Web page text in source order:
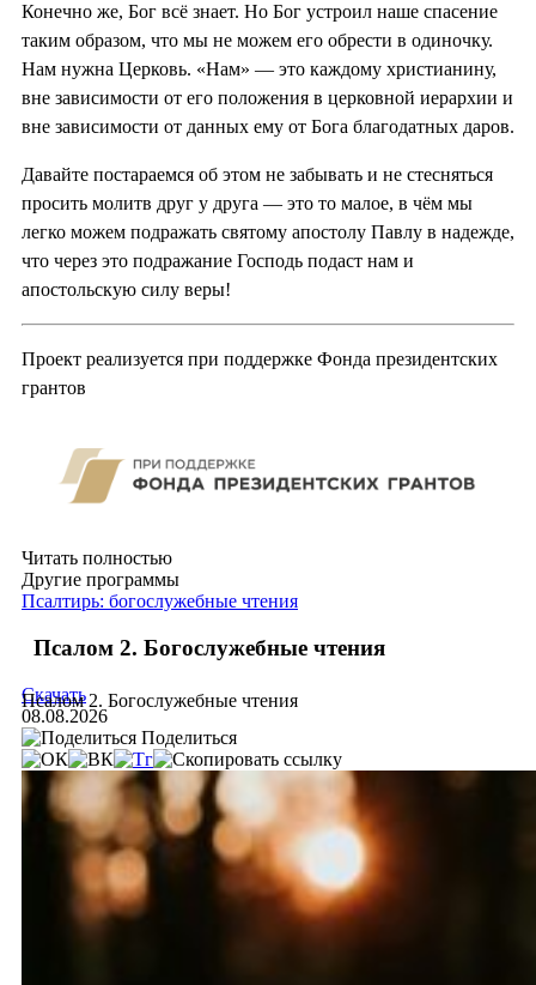
Конечно же, Бог всё знает. Но Бог устроил наше спасение
таким образом, что мы не можем его обрести в одиночку.
Нам нужна Церковь. «Нам» — это каждому христианину,
вне зависимости от его положения в церковной иерархии и
вне зависимости от данных ему от Бога благодатных даров.
Давайте постараемся об этом не забывать и не стесняться
просить молитв друг у друга — это то малое, в чём мы
легко можем подражать святому апостолу Павлу в надежде,
что через это подражание Господь подаст нам и
апостольскую силу веры!
Проект реализуется при поддержке Фонда президентских
грантов
Читать полностью
Другие программы
Псалтирь: богослужебные чтения
Псалом 2. Богослужебные чтения
Псалом 2. Богослужебные чтения
Скачать
08.08.2026
Поделиться